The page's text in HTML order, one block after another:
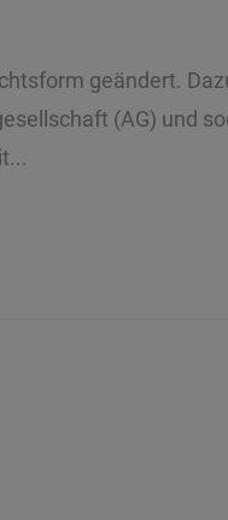
geändert.
(AG) und